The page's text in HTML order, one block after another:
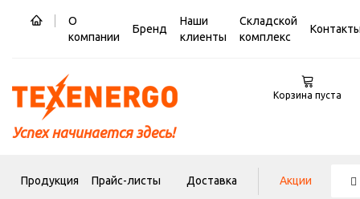
О
компании
Бренд
Наши
клиенты
Складской
комплекс
Успех начинается здесь!
Корзина пуста
Продукция Прайс-листы Доставка Акции